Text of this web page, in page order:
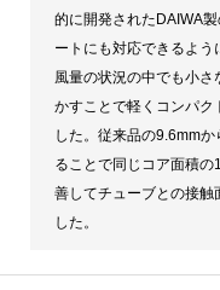
的に開発されたDAIWA
ートにも対応できるよ
風量の状況の中でも小
かすことで軽くコンパク
した。従来品の9.6mm
ることで同じコア面積
善してチューブとの接触
した。